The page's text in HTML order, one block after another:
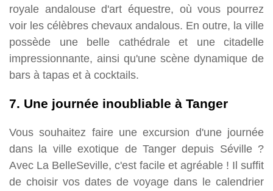
royale andalouse d'art équestre, où vous pourrez
voir les célèbres chevaux andalous. En outre, la ville
possède une belle cathédrale et une citadelle
impressionnante, ainsi qu'une scène dynamique de
bars à tapas et à cocktails.
7. Une journée inoubliable à Tanger
Vous souhaitez faire une excursion d'une journée
dans la ville exotique de Tanger depuis Séville ?
Avec La BelleSeville, c'est facile et agréable ! Il suffit
de choisir vos dates de voyage dans le calendrier